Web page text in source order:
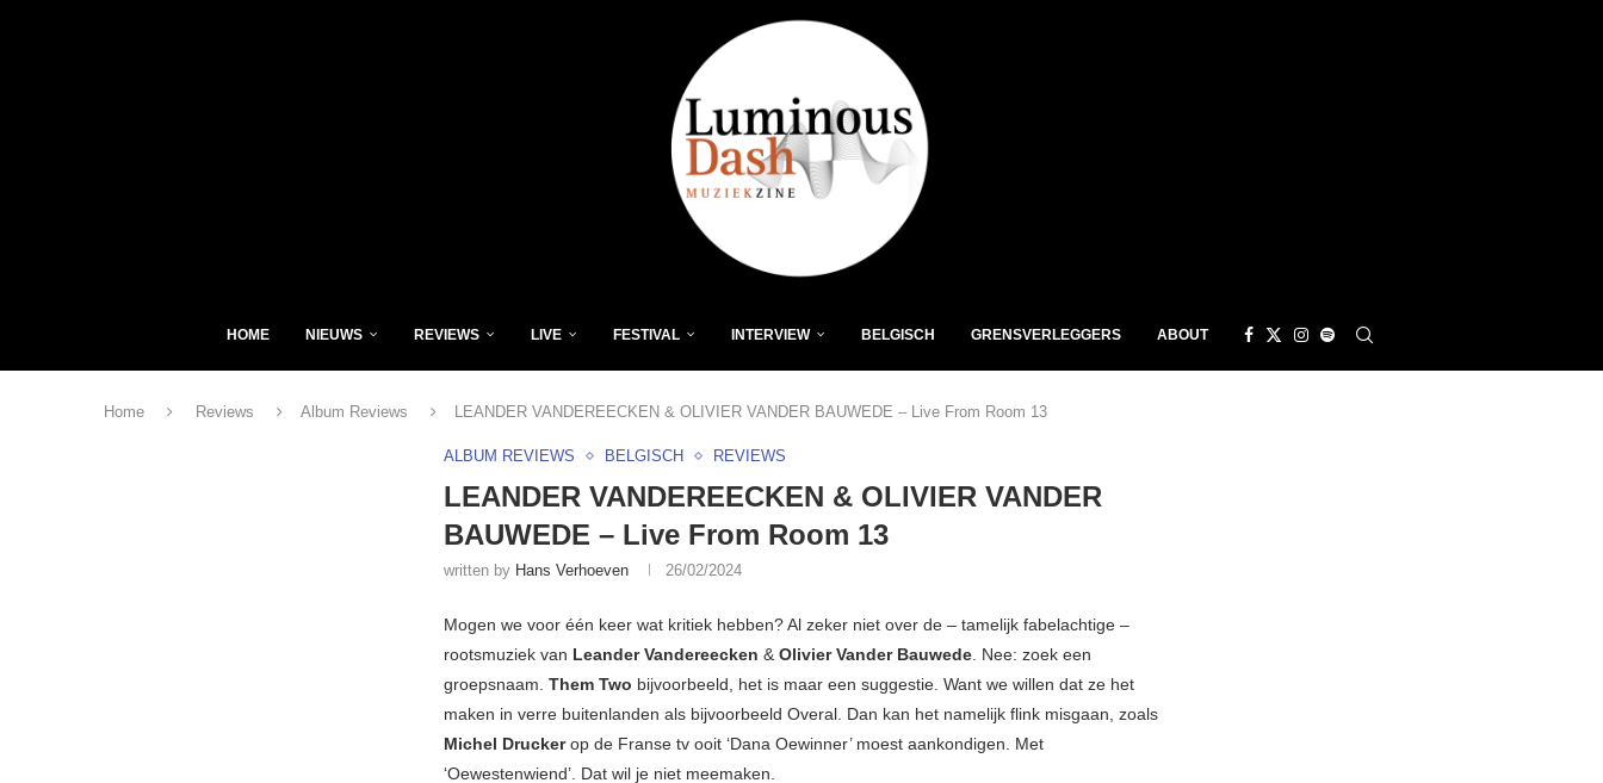
HOME NIEUWS REVIEWS LIVE FESTIVAL INTERVIEW BELGISCH GRENSVERLEGGERS ABOUT
Home Reviews Album Reviews LEANDER VANDEREECKEN & OLIVIER VANDER BAUWEDE – Live From Room 13
ALBUM REVIEWS BELGISCH REVIEWS
LEANDER VANDEREECKEN & OLIVIER VANDER
BAUWEDE – Live From Room 13
written by Hans Verhoeven 26/02/2024
Mogen we voor één keer wat kritiek hebben? Al zeker niet over de – tamelijk fabelachtige –
rootsmuziek van Leander Vandereecken & Olivier Vander Bauwede. Nee: zoek een
groepsnaam. Them Two bijvoorbeeld, het is maar een suggestie. Want we willen dat ze het
maken in verre buitenlanden als bijvoorbeeld Overal. Dan kan het namelijk flink misgaan, zoals
Michel Druckerop de Franse tv ooit ‘Dana Oewinner’ moest aankondigen. Met
‘Oewestenwiend’. Dat wil je niet meemaken.